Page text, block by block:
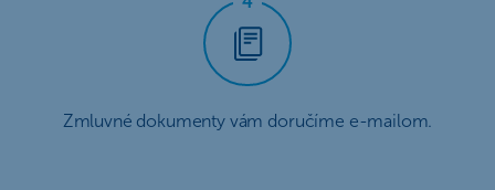
Zmluvné dokumenty vám doručíme e-mailom.